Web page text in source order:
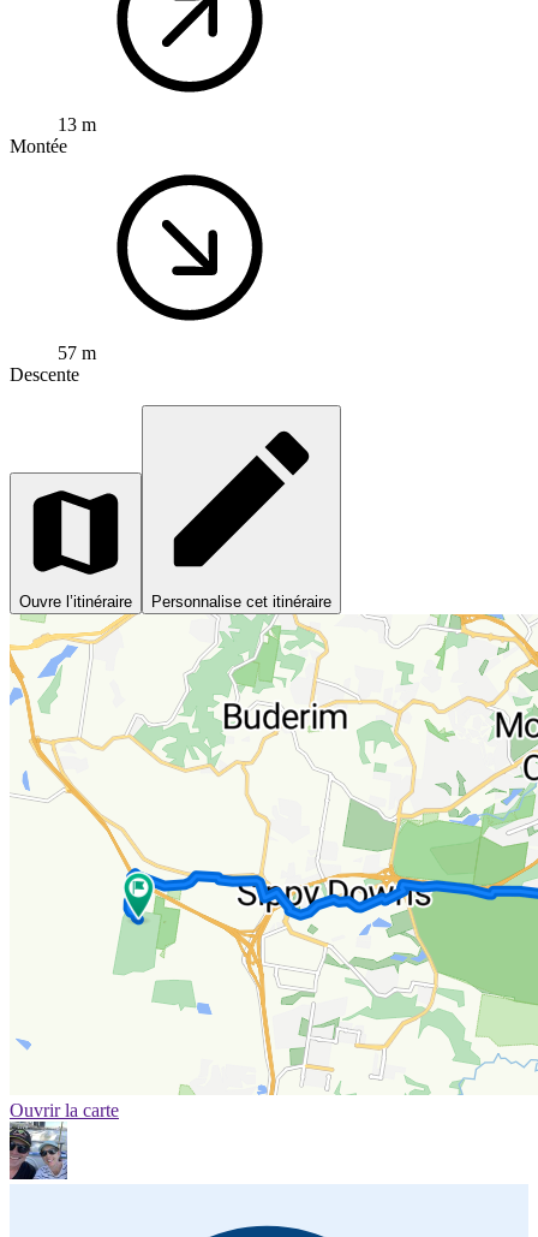
13 m
Montée
57 m
Descente
Ouvre l’itinéraire Personnalise cet itinéraire
Ouvrir la carte